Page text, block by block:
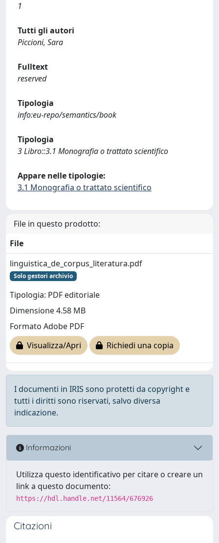
1
Tutti gli autori
Piccioni, Sara
Fulltext
reserved
Tipologia
info:eu-repo/semantics/book
Tipologia
3 Libro::3.1 Monografia o trattato scientifico
Appare nelle tipologie:
3.1 Monografia o trattato scientifico
File in questo prodotto:
File
linguistica_de_corpus_literatura.pdf
Solo gestori archivio
Tipologia: PDF editoriale
Dimensione 4.58 MB
Formato Adobe PDF
Visualizza/Apri
Richiedi una copia
I documenti in IRIS sono protetti da copyright e
tutti i diritti sono riservati, salvo diversa
indicazione.
Informazioni
Utilizza questo identificativo per citare o creare un
link a questo documento:
https://hdl.handle.net/11564/676926
Citazioni